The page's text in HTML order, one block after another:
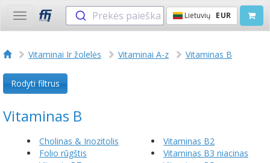
Toggle
navigation
Prekės paieška Lietuvių EUR
Vitaminai Ir žolelės Vitaminai A-z Vitaminas B
Rodyti filtrus
Vitaminas B
Cholinas & Inozitolis
Folio rūgštis
Vitaminas B2
Vitaminas B3 niacinas